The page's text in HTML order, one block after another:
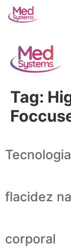
Tag:
flacidez
corporal